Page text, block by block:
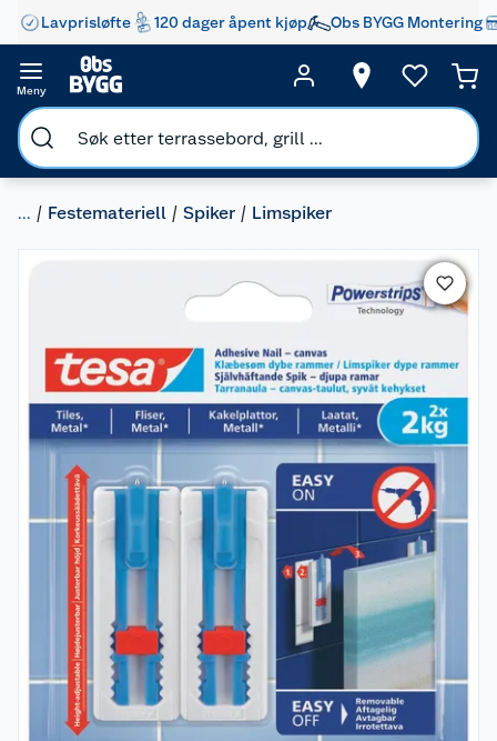
Lavprisløfte 120 dager åpent kjøp Obs BYGG Montering
Meny
... Festemateriell Spiker Limspiker